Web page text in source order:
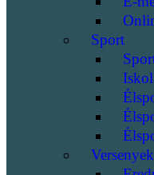
Sport
Versenyek